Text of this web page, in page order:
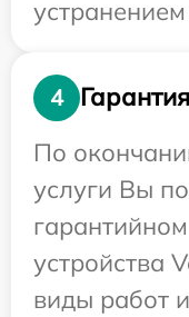
4
Гарантия
По
услуги Вы
устройства
виды работ